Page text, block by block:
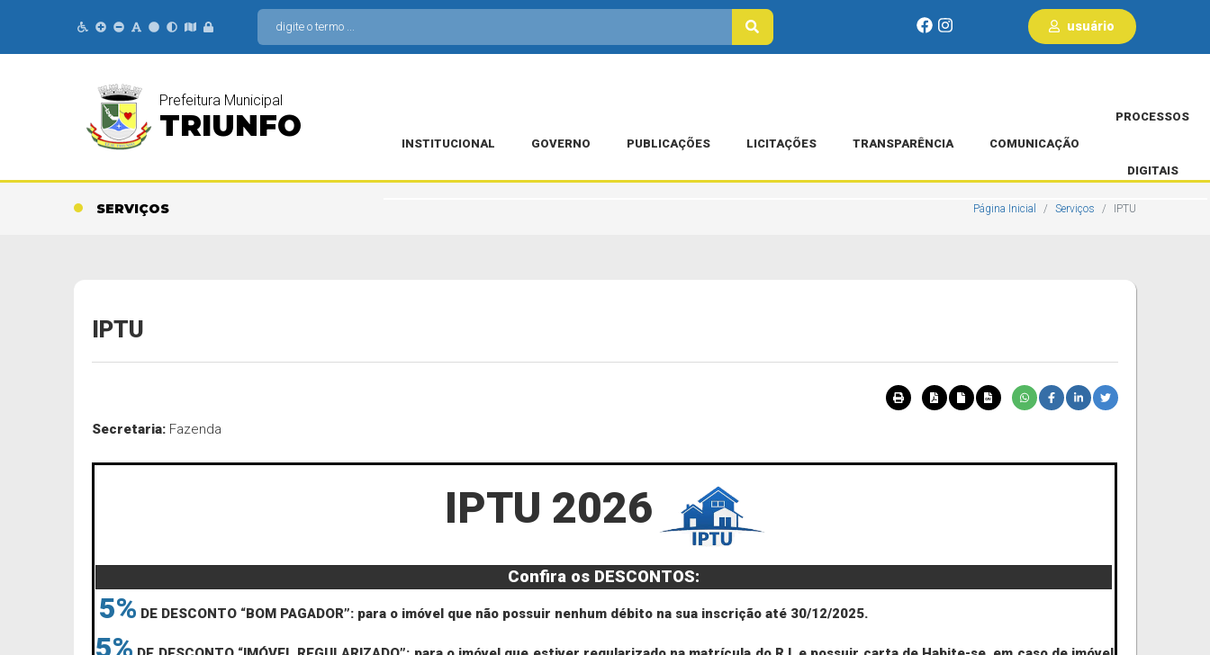
usuário
Prefeitura Municipal
TRIUNFO
INSTITUCIONAL GOVERNO PUBLICAÇÕES LICITAÇÕES TRANSPARÊNCIA COMUNICAÇÃO
PROCESSOS
DIGITAIS
SERVIÇOS Página Inicial Serviços IPTU
IPTU
Secretaria: Fazenda
IPTU 2026
Confira os DESCONTOS:
5% DE DESCONTO “BOM PAGADOR”: para o imóvel que não possuir nenhum débito na sua inscrição até 30/12/2025.
5%